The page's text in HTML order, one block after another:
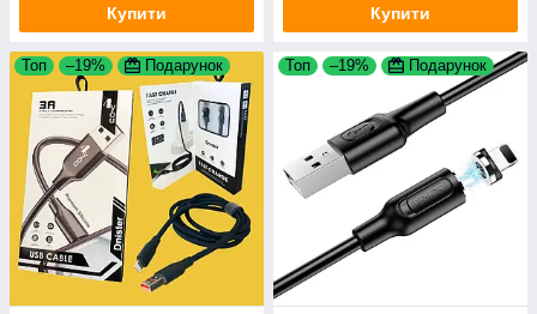
Купити Купити
Топ –19% Подарунок Топ –19% Подарунок